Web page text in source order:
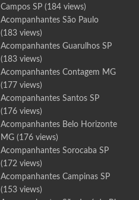
Campos SP (184 views)
Acompanhantes São Paulo
(183 views)
Acompanhantes Guarulhos SP
(183 views)
Acompanhantes Contagem MG
(177 views)
Acompanhantes Santos SP
(176 views)
Acompanhantes Belo Horizonte
MG (176 views)
Acompanhantes Sorocaba SP
(172 views)
Acompanhantes Campinas SP
(153 views)